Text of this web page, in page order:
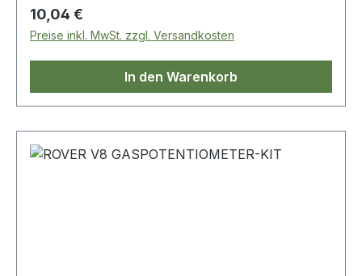
Regulärer Preis:
10,04 €
Preise inkl. MwSt. zzgl. Versandkosten
In den Warenkorb